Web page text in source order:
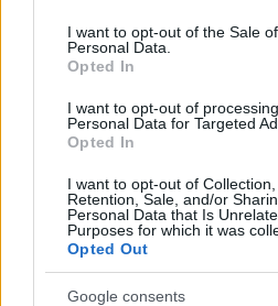
I want to opt-out of the Sale
Personal Data.
Opted In
I want to opt-out of
Personal Data for Targeted
Opted In
I want to opt-out of Collection,
Retention, Sale, and/or
Personal Data that Is
Purposes for which it was
Opted Out
Google consents
aziendali.
L’accordo integrativo di
ampia gamma dipermessi
a quelli presenti nel
confronti dei lavoratori con
assistenza familiare. Ma,